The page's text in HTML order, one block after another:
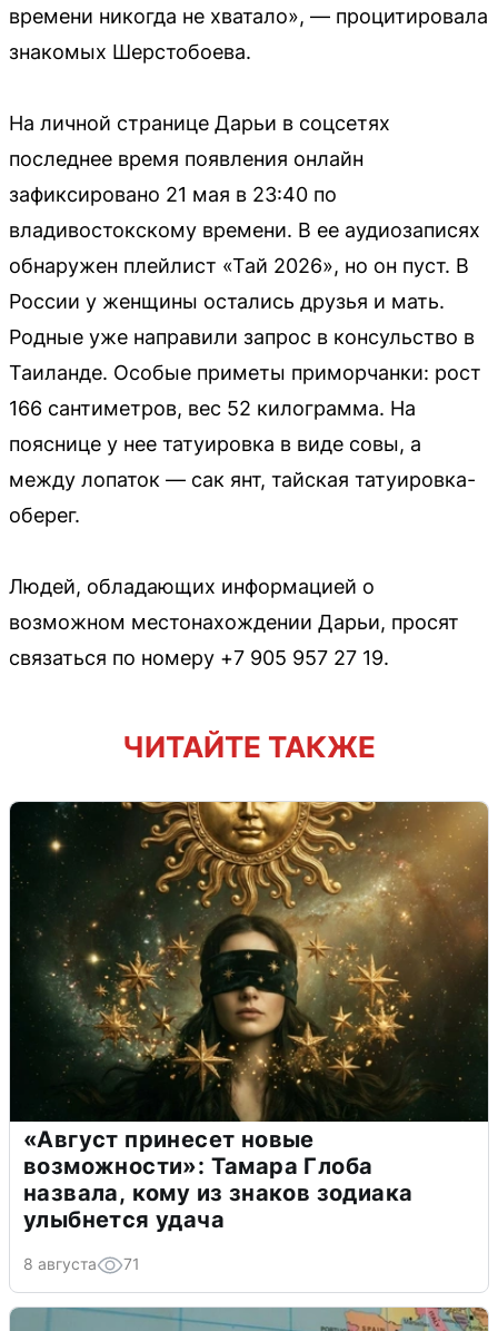
времени никогда не хватало», — процитировала
знакомых Шерстобоева.
На личной странице Дарьи в соцсетях
последнее время появления онлайн
зафиксировано 21 мая в 23:40 по
владивостокскому времени. В ее аудиозаписях
обнаружен плейлист «Тай 2026», но он пуст. В
России у женщины остались друзья и мать.
Родные уже направили запрос в консульство в
Таиланде. Особые приметы приморчанки: рост
166 сантиметров, вес 52 килограмма. На
пояснице у нее татуировка в виде совы, а
между лопаток — сак янт, тайская татуировка-
оберег.
Людей, обладающих информацией о
возможном местонахождении Дарьи, просят
связаться по номеру +7 905 957 27 19.
ЧИТАЙТЕ ТАКЖЕ
«Август принесет новые
возможности»: Тамара Глоба
назвала, кому из знаков зодиака
улыбнется удача
8 августа 71